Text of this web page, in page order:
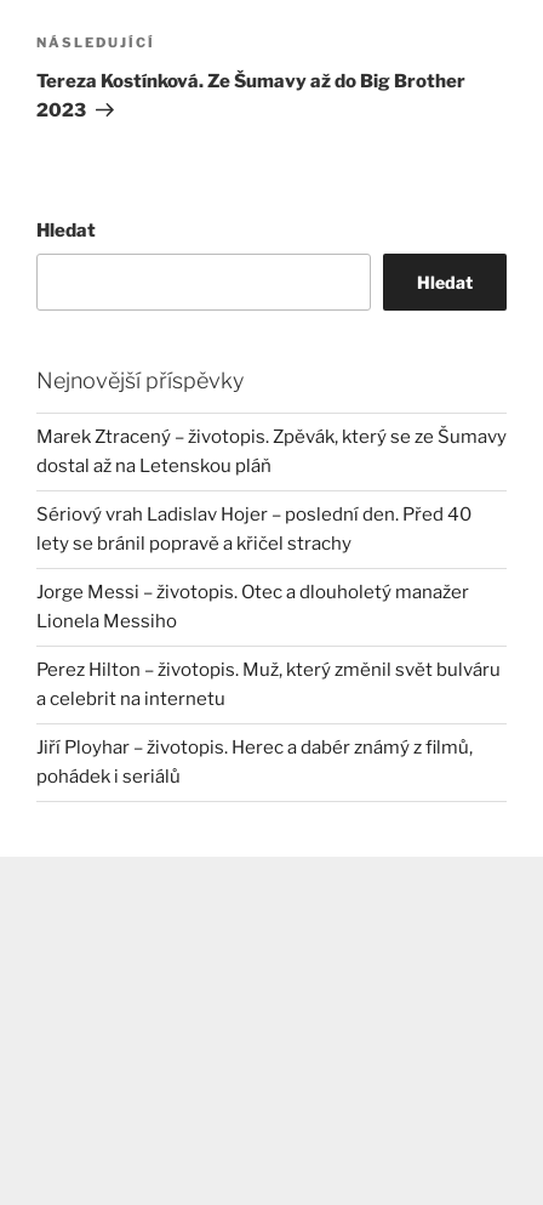
Následující
příspěvek
NÁSLEDUJÍCÍ
Tereza Kostínková. Ze Šumavy až do Big Brother
2023
Hledat
Hledat
Nejnovější příspěvky
Marek Ztracený – životopis. Zpěvák, který se ze Šumavy
dostal až na Letenskou pláň
Sériový vrah Ladislav Hojer – poslední den. Před 40
lety se bránil popravě a křičel strachy
Jorge Messi – životopis. Otec a dlouholetý manažer
Lionela Messiho
Perez Hilton – životopis. Muž, který změnil svět bulváru
a celebrit na internetu
Jiří Ployhar – životopis. Herec a dabér známý z filmů,
pohádek i seriálů